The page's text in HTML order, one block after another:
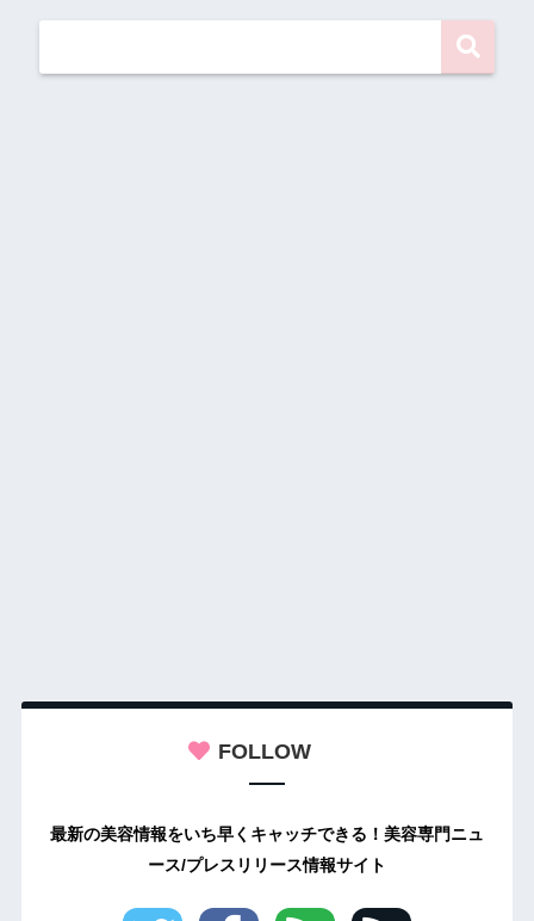
FOLLOW
最新の美容情報をいち早くキャッチできる！美容専門ニュ
ース/プレスリリース情報サイト